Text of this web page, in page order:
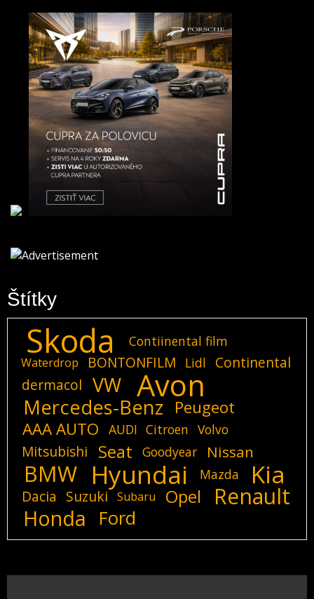
Štítky
Skoda Contiinental film
Waterdrop BONTONFILM Lidl
Continental
dermacol
VW Avon
Mercedes-Benz
Peugeot
AAA AUTO
AUDI Citroen Volvo
Mitsubishi Seat Goodyear Nissan
BMW Hyundai Mazda Kia
Dacia Suzuki Subaru Opel Renault
Honda Ford